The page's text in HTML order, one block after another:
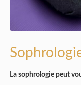
La sophrologie peut